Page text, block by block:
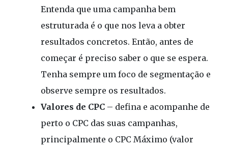
Entenda que uma campanha bem
estruturada é o que nos leva a obter
resultados concretos. Então, antes de
começar é preciso saber o que se espera.
Tenha sempre um foco de segmentação e
observe sempre os resultados.
Valores de CPC – defina e acompanhe de
perto o CPC das suas campanhas,
principalmente o CPC Máximo (valor